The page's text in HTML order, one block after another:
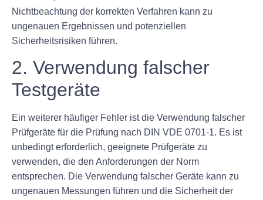
Nichtbeachtung der korrekten Verfahren kann zu
ungenauen Ergebnissen und potenziellen
Sicherheitsrisiken führen.
2. Verwendung falscher
Testgeräte
Ein weiterer häufiger Fehler ist die Verwendung falscher
Prüfgeräte für die Prüfung nach DIN VDE 0701-1. Es ist
unbedingt erforderlich, geeignete Prüfgeräte zu
verwenden, die den Anforderungen der Norm
entsprechen. Die Verwendung falscher Geräte kann zu
ungenauen Messungen führen und die Sicherheit der